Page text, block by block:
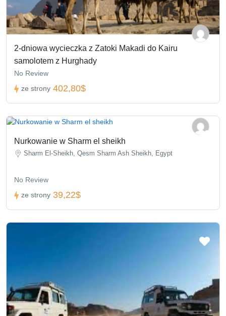
2-dniowa wycieczka z Zatoki Makadi do Kairu
samolotem z Hurghady
No Review
ze strony 402,80$
Nurkowanie w Sharm el sheikh
Sharm El-Sheikh, Qesm Sharm Ash Sheikh, Egypt
No Review
ze strony 39,22$